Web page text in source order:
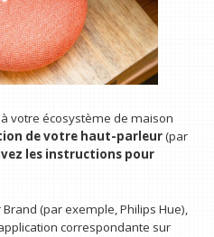
votre écosystème de maison
de votre haut-parleur(par
les instructions pour
(par exemple, Philips Hue),
correspondante sur